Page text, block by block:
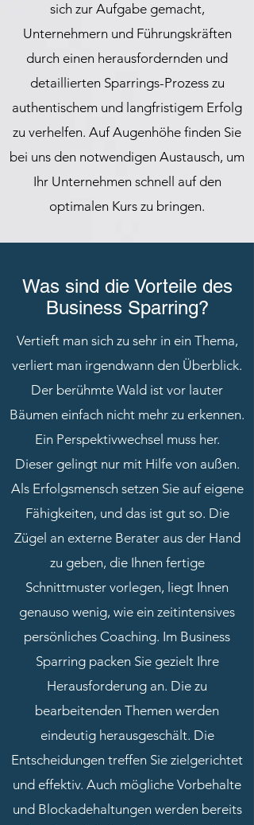
sich zur Aufgabe gemacht,
Unternehmern und Führungskräften
durch einen herausfordernden und
detaillierten Sparrings-Prozess zu
authentischem und langfristigem Erfolg
zu verhelfen. Auf Augenhöhe finden Sie
bei uns den notwendigen Austausch, um
Ihr Unternehmen schnell auf den
optimalen Kurs zu bringen.
Was sind die Vorteile des
Business Sparring?
Vertieft man sich zu sehr in ein Thema,
verliert man irgendwann den Überblick.
Der berühmte Wald ist vor lauter
Bäumen einfach nicht mehr zu erkennen.
Ein Perspektivwechsel muss her.
Dieser gelingt nur mit Hilfe von außen.
Als Erfolgsmensch setzen Sie auf eigene
Fähigkeiten, und das ist gut so. Die
Zügel an externe Berater aus der Hand
zu geben, die Ihnen fertige
Schnittmuster vorlegen, liegt Ihnen
genauso wenig, wie ein zeitintensives
persönliches Coaching. Im Business
Sparring packen Sie gezielt Ihre
Herausforderung an. Die zu
bearbeitenden Themen werden
eindeutig herausgeschält. Die
Entscheidungen treffen Sie zielgerichtet
und effektiv. Auch mögliche Vorbehalte
und Blockadehaltungen werden bereits